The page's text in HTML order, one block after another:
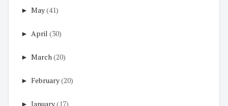
► May(41)
► April (30)
► March(20)
► February(20)
► January(17)